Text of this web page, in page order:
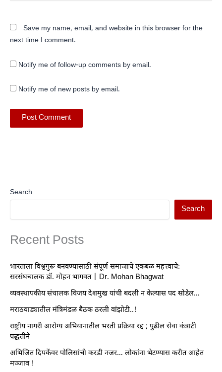
Save my name, email, and website in this browser for the
next time I comment.
Notify me of follow-up comments by email.
Notify me of new posts by email.
Search
Search
Recent Posts
भारताला विश्वगुरू बनवण्यासाठी संपूर्ण समाजाचे एकबळ महत्त्वाचे:
सरसंघचालक डॉ. मोहन भागवत | Dr. Mohan Bhagwat
व्यवस्थापकीय संचालक विजय देशमुख यांची बदली न केल्यास पद सोडेल…
मराठवाड्यातील मंत्रिमंडळ बैठक ठरली वांझोटी..!
राष्ट्रीय नागरी आरोग्य अभियानातील भरती प्रक्रिया रद्द ; पुढील सेवा कंत्राटी
पद्धतीने
अभिजित दिपकेंवर पोलिसांची करडी नजर… लोकांना भेटण्यास करीत आहेत
मज्जाव !